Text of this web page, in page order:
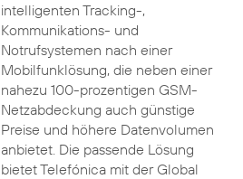
intelligenten Tracking-,
Kommunikations- und
Notrufsystemen nach einer
Mobilfunklösung, die neben einer
nahezu 100-prozentigen GSM-
Netzabdeckung auch günstige
Preise und höhere Datenvolumen
anbietet. Die passende Lösung
bietet Telefónica mit der Global